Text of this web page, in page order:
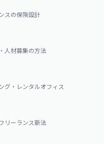
スの保険設計
人材募集の方法
グ・レンタルオフィス
リーランス新法